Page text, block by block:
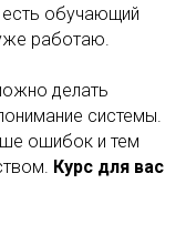
обучающий
работаю.
делать
системы.
ошибок и тем
Курс для вас